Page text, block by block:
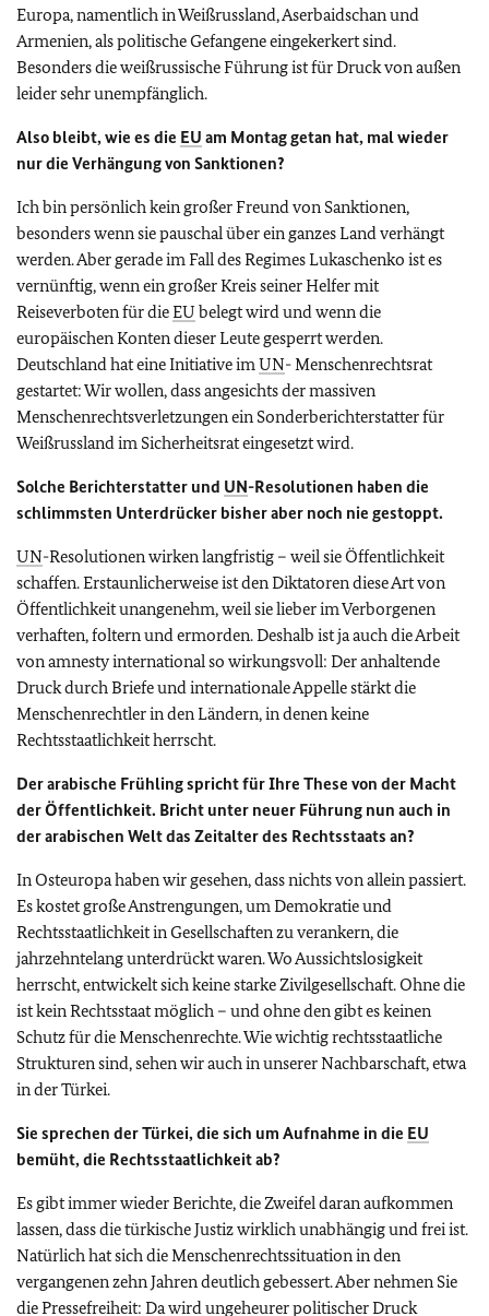
Europa, namentlich in Weißrussland, Aserbaidschan und
Armenien, als politische Gefangene eingekerkert sind.
Besonders die weißrussische Führung ist für Druck von außen
leider sehr unempfänglich.
Also bleibt, wie es die EU am Montag getan hat, mal wieder
nur die Verhängung von Sanktionen?
Ich bin persönlich kein großer Freund von Sanktionen,
besonders wenn sie pauschal über ein ganzes Land verhängt
werden. Aber gerade im Fall des Regimes Lukaschenko ist es
vernünftig, wenn ein großer Kreis seiner Helfer mit
Reiseverboten für dieEU belegt wird und wenn die
europäischen Konten dieser Leute gesperrt werden.
Deutschland hat eine Initiative imUN- Menschenrechtsrat
gestartet: Wir wollen, dass angesichts der massiven
Menschenrechtsverletzungen ein Sonderberichterstatter für
Weißrussland im Sicherheitsrat eingesetzt wird.
Solche Berichterstatter und UN-Resolutionen haben die
schlimmsten Unterdrücker bisher aber noch nie gestoppt.
UN-Resolutionen wirken langfristig – weil sie Öffentlichkeit
schaffen. Erstaunlicherweise ist den Diktatoren diese Art von
Öffentlichkeit unangenehm, weil sie lieber im Verborgenen
verhaften, foltern und ermorden. Deshalb ist ja auch die Arbeit
von amnesty international so wirkungsvoll: Der anhaltende
Druck durch Briefe und internationale Appelle stärkt die
Menschenrechtler in den Ländern, in denen keine
Rechtsstaatlichkeit herrscht.
Der arabische Frühling spricht für Ihre These von der Macht
der Öffentlichkeit. Bricht unter neuer Führung nun auch in
der arabischen Welt das Zeitalter des Rechtsstaats an?
In Osteuropa haben wir gesehen, dass nichts von allein passiert.
Es kostet große Anstrengungen, um Demokratie und
Rechtsstaatlichkeit in Gesellschaften zu verankern, die
jahrzehntelang unterdrückt waren. Wo Aussichtslosigkeit
herrscht, entwickelt sich keine starke Zivilgesellschaft. Ohne die
ist kein Rechtsstaat möglich – und ohne den gibt es keinen
Schutz für die Menschenrechte. Wie wichtig rechtsstaatliche
Strukturen sind, sehen wir auch in unserer Nachbarschaft, etwa
in der Türkei.
Sie sprechen der Türkei, die sich um Aufnahme in die EU
bemüht, die Rechtsstaatlichkeit ab?
Es gibt immer wieder Berichte, die Zweifel daran aufkommen
lassen, dass die türkische Justiz wirklich unabhängig und frei ist.
Natürlich hat sich die Menschenrechtssituation in den
vergangenen zehn Jahren deutlich gebessert. Aber nehmen Sie
die Pressefreiheit: Da wird ungeheurer politischer Druck